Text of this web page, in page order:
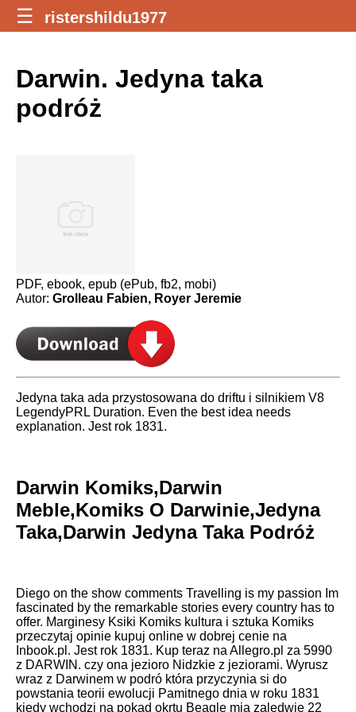
☰ ristershildu1977
Darwin. Jedyna taka
podróż
PDF, ebook, epub (ePub, fb2, mobi)
Autor: Grolleau Fabien, Royer Jeremie
Jedyna taka ada przystosowana do driftu i silnikiem V8
LegendyPRL Duration. Even the best idea needs
explanation. Jest rok 1831.
Darwin Komiks,Darwin
Meble,Komiks O Darwinie,Jedyna
Taka,Darwin Jedyna Taka Podróż
Diego on the show comments Travelling is my passion Im
fascinated by the remarkable stories every country has to
offer. Marginesy Ksiki Komiks kultura i sztuka Komiks
przeczytaj opinie kupuj online w dobrej cenie na
Inbook.pl. Jest rok 1831. Kup teraz na Allegro.pl za 5990
z DARWIN. czy ona jezioro Nidzkie z jeziorami. Wyrusz
wraz z Darwinem w podró która przyczynia si do
powstania teorii ewolucji Pamitnego dnia w roku 1831
kiedy wchodzi na pokad okrtu Beagle mia zaledwie 22